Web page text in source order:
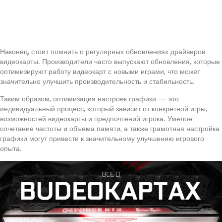
Наконец, стоит помнить о регулярных обновлениях драйверов
видеокарты. Производители часто выпускают обновления, которые
оптимизируют работу видеокарт с новыми играми, что может
значительно улучшить производительность и стабильность.
Таким образом, оптимизация настроек графики — это
индивидуальный процесс, который зависит от конкретной игры,
возможностей видеокарты и предпочтений игрока. Умелое
сочетание частоты и объема памяти, а также грамотная настройка
графики могут привести к значительному улучшению игрового
опыта.